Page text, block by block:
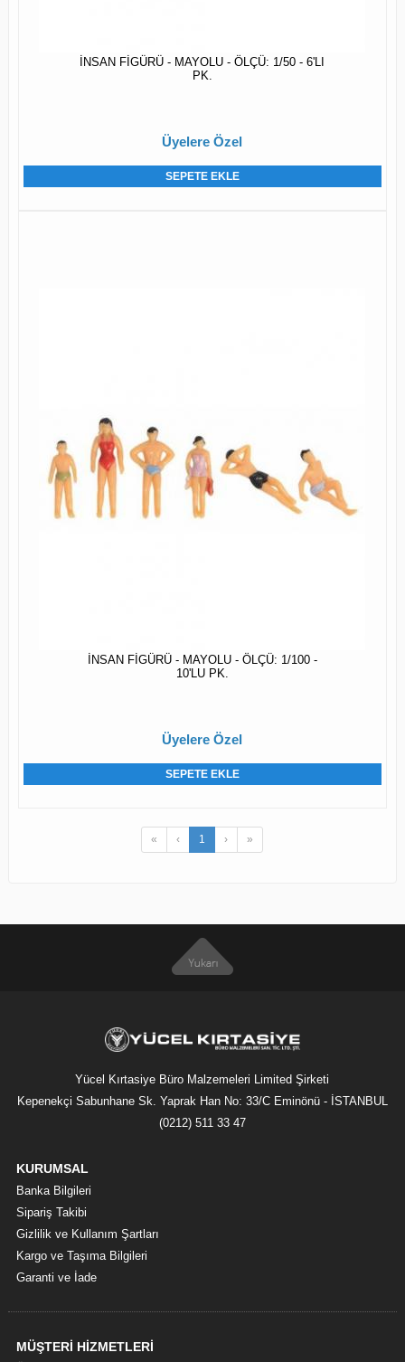
İNSAN FİGÜRÜ - MAYOLU - ÖLÇÜ: 1/50 - 6'LI
PK.
Üyelere Özel
SEPETE EKLE
İNSAN FİGÜRÜ - MAYOLU - ÖLÇÜ: 1/100 -
10'LU PK.
Üyelere Özel
SEPETE EKLE
« ‹ 1 › »
Yücel Kırtasiye Büro Malzemeleri Limited Şirketi
Kepenekçi Sabunhane Sk. Yaprak Han No: 33/C Eminönü - İSTANBUL
(0212) 511 33 47
KURUMSAL
Banka Bilgileri
Sipariş Takibi
Gizlilik ve Kullanım Şartları
Kargo ve Taşıma Bilgileri
Garanti ve İade
MÜŞTERİ HİZMETLERİ